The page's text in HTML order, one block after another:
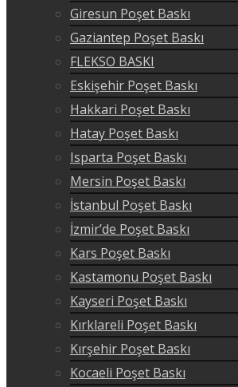
Giresun Poşet Baskı
Gaziantep Poşet Baskı
FLEKSO BASKI
Eskişehir Poşet Baskı
Hakkari Poşet Baskı
Hatay Poşet Baskı
Isparta Poşet Baskı
Mersin Poşet Baskı
İstanbul Poşet Baskı
İzmir’de Poşet Baskı
Kars Poşet Baskı
Kastamonu Poşet Baskı
Kayseri Poşet Baskı
Kırklareli Poşet Baskı
Kırşehir Poşet Baskı
Kocaeli Poşet Baskı